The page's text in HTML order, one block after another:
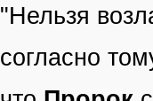
"Нельзя
согласно